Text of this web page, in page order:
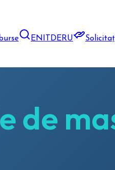
EN DERU
de